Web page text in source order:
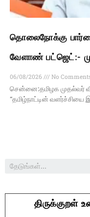
தொலைநோக்கு
வேளாண் பட்ஜெட்:-
06/08/2026
No
சென்னை:தமிழக முதல்வர்
“தமிழ்நாட்டின்
திருக்குறள்